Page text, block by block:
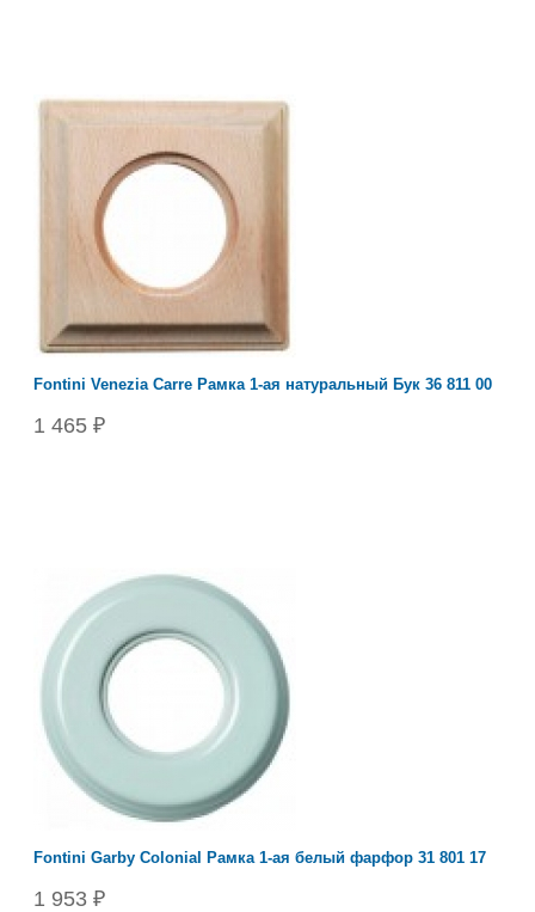
Fontini Venezia Carre Рамка 1-ая натуральный Бук 36 811 00
1 465 ₽
Fontini Garby Colonial Рамка 1-ая белый фарфор 31 801 17
1 953 ₽